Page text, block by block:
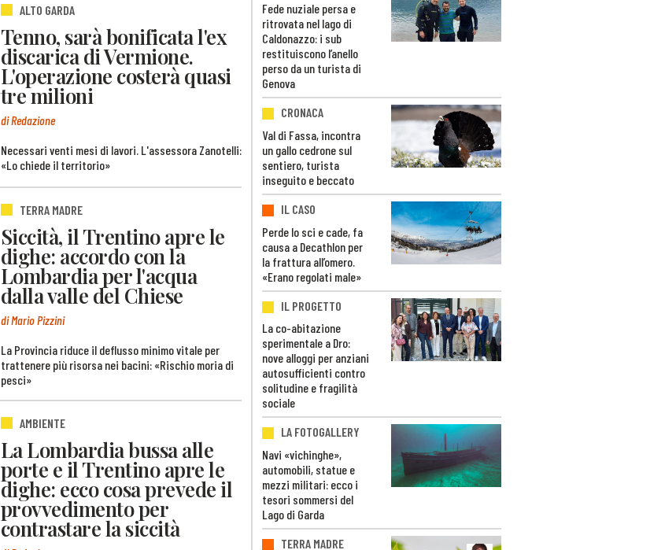
ALTO GARDA
Tenno, sarà bonificata l'ex
discarica di Vermione.
L'operazione costerà quasi
tre milioni
di Redazione
Necessari venti mesi di lavori. L'assessora Zanotelli:
«Lo chiede il territorio»
TERRA MADRE
Siccità, il Trentino apre le
dighe: accordo con la
Lombardia per l'acqua
dalla valle del Chiese
di Mario Pizzini
La Provincia riduce il deflusso minimo vitale per
trattenere più risorsa nei bacini: «Rischio moria di
pesci»
AMBIENTE
La Lombardia bussa alle
porte e il Trentino apre le
dighe: ecco cosa prevede il
provvedimento per
contrastare la siccità
Fede nuziale persa e
ritrovata nel lago di
Caldonazzo: i sub
restituiscono l’anello
perso da un turista di
Genova
CRONACA
Val di Fassa, incontra
un gallo cedrone sul
sentiero, turista
inseguito e beccato
IL CASO
Perde lo sci e cade, fa
causa a Decathlon per
la frattura all’omero.
«Erano regolati male»
IL PROGETTO
La co-abitazione
sperimentale a Dro:
nove alloggi per anziani
autosufficienti contro
solitudine e fragilità
sociale
LA FOTOGALLERY
Navi «vichinghe»,
automobili, statue e
mezzi militari: ecco i
tesori sommersi del
Lago di Garda
TERRA MADRE